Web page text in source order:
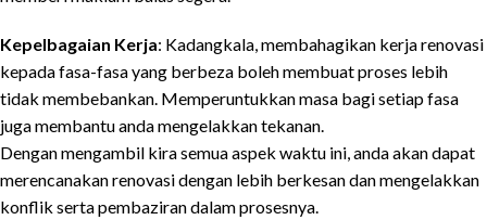
Kepelbagaian Kerja: Kadangkala, membahagikan kerja renovasi
kepada fasa-fasa yang berbeza boleh membuat proses lebih
tidak membebankan. Memperuntukkan masa bagi setiap fasa
juga membantu anda mengelakkan tekanan.
Dengan mengambil kira semua aspek waktu ini, anda akan dapat
merencanakan renovasi dengan lebih berkesan dan mengelakkan
konflik serta pembaziran dalam prosesnya.